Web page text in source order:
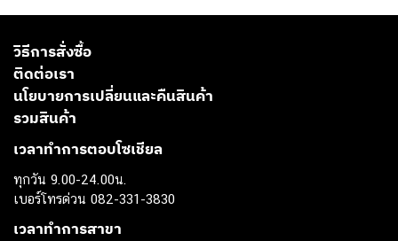
วิธีการสั่งซื้อ
ติดต่อเรา
นโยบายการเปลี่ยนและคืนสินค้า
รวมสินค้า
เวลาทำการตอบโซเชียล
ทุกวัน 9.00-24.00น.
เบอร์โทรด่วน 082-331-3830
เวลาทำการสาขา